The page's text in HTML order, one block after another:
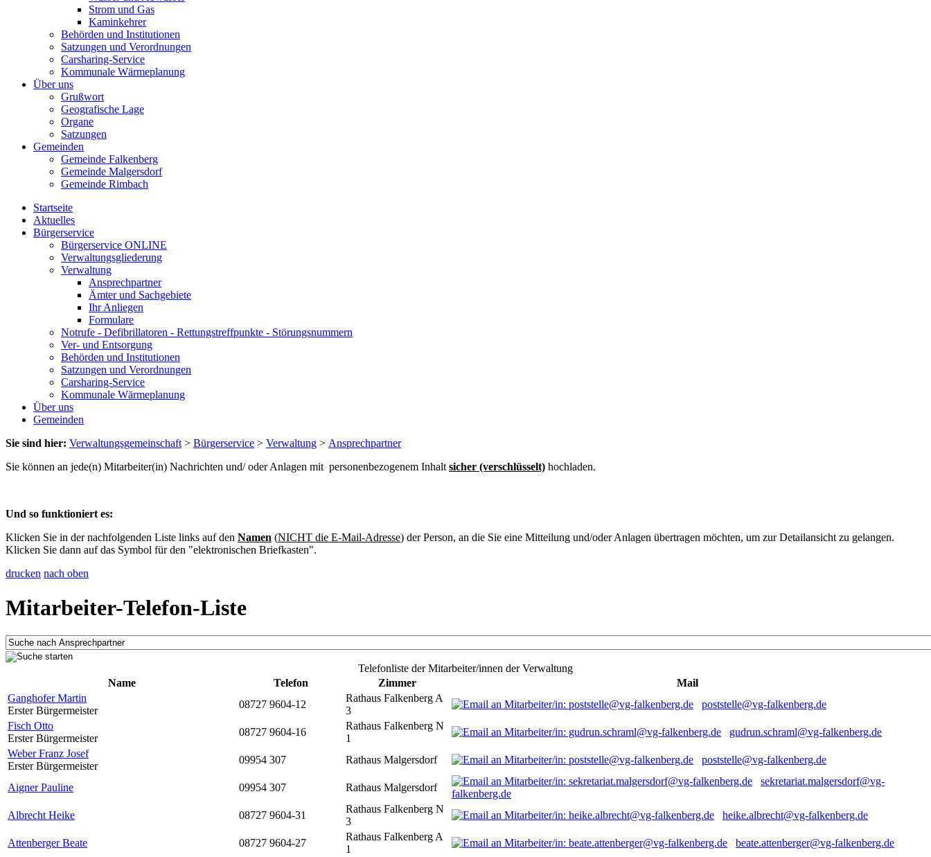
Strom und Gas
Kaminkehrer
Behörden und Institutionen
Satzungen und Verordnungen
Carsharing-Service
Kommunale Wärmeplanung
Über uns
Grußwort
Geografische Lage
Organe
Satzungen
Gemeinden
Gemeinde Falkenberg
Gemeinde Malgersdorf
Gemeinde Rimbach
Startseite
Aktuelles
Bürgerservice
Bürgerservice ONLINE
Verwaltungsgliederung
Verwaltung
Ansprechpartner
Ämter und Sachgebiete
Ihr Anliegen
Formulare
Notrufe - Defibrillatoren - Rettungstreffpunkte - Störungsnummern
Ver- und Entsorgung
Behörden und Institutionen
Satzungen und Verordnungen
Carsharing-Service
Kommunale Wärmeplanung
Über uns
Gemeinden
Sie sind hier: Verwaltungsgemeinschaft > Bürgerservice > Verwaltung > Ansprechpartner
Sie können an jede(n) Mitarbeiter(in) Nachrichten und/ oder Anlagen mit personenbezogenem Inhalt sicher (verschlüsselt) hochladen.
Und so funktioniert es:
Klicken Sie in der nachfolgenden Liste links auf den Namen (NICHT die E-Mail-Adresse) der Person, an die Sie eine Mitteilung und/oder Anlagen übertragen möchten, um zur Detailansicht zu gelangen.
Klicken Sie dann auf das Symbol für den "elektronischen Briefkasten".
drucken nach oben
Mitarbeiter-Telefon-Liste
Telefonliste der Mitarbeiter/innen der Verwaltung
Name
Telefon Zimmer
Mail
Ganghofer Martin
Erster Bürgermeister
08727 9604-12
Rathaus Falkenberg A
3
poststelle@vg-falkenberg.de
Fisch Otto
Erster Bürgermeister
08727 9604-16
Rathaus Falkenberg N
1
gudrun.schraml@vg-falkenberg.de
Weber Franz Josef
Erster Bürgermeister
09954 307 Rathaus Malgersdorf poststelle@vg-falkenberg.de
Aigner Pauline 09954 307 Rathaus Malgersdorf
sekretariat.malgersdorf@vg-
falkenberg.de
Albrecht Heike
08727 9604-31
Rathaus Falkenberg N
3
heike.albrecht@vg-falkenberg.de
Attenberger Beate 08727 9604-27
Rathaus Falkenberg A
1
beate.attenberger@vg-falkenberg.de